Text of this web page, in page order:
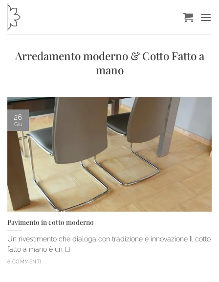
Salta
contenuti
Arredamento moderno & Cotto Fatto a
mano
Pavimento in cotto moderno
Un rivestimento che dialoga con tradizione e innovazione Il cotto
fatto a mano è un [...]
6 COMMENTI
26
Giu